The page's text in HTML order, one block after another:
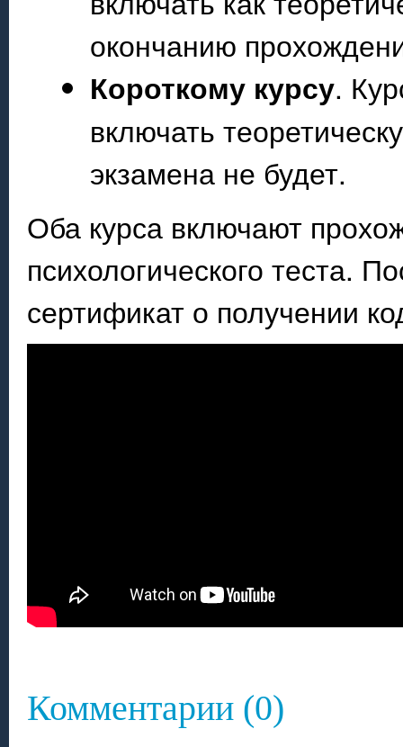
окончанию
Короткому курсу.
включать
экзамена не будет.
Оба курса включают
психологического теста.
сертификат о получении
Комментарии (0)